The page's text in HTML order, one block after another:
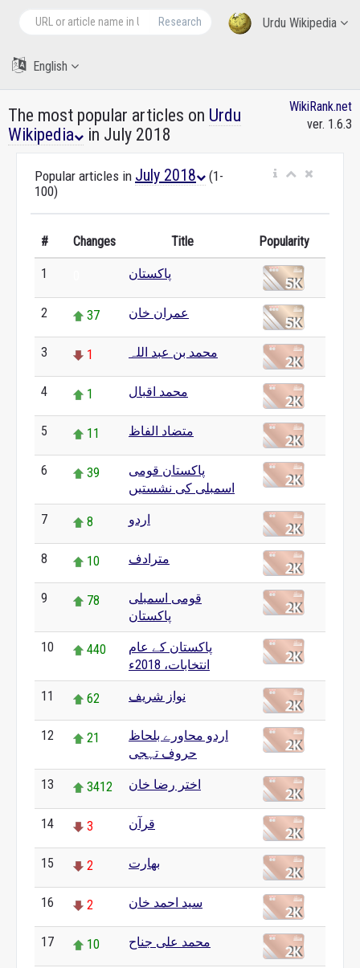
Urdu Wikipedia
Research
English
The most popular articles on Urdu
Wikipedia
in July 2018
WikiRank.net
ver. 1.6.3
Popular articles in July 2018
(1-
100)
# Changes Title Popularity
1 پاکستان
2 37 عمران خان
3 1 محمد بن عبد اللہ
4 1 محمد اقبال
5 11 متضاد الفاظ
6 39
پاکستان قومی
اسمبلی کی نشستیں
7 8 اردو
8 10 مترادف
9 78
قومی اسمبلی
پاکستان
10 440
پاکستان کے عام
انتخابات، 2018ء
11 62 نواز شریف
12 21
اردو محاورے بلحاظ
حروف تہجی
13 3412 اختر رضا خان
14 3 قرآن
15 2 بھارت
16 2 سید احمد خان
17 10 محمد علی جناح